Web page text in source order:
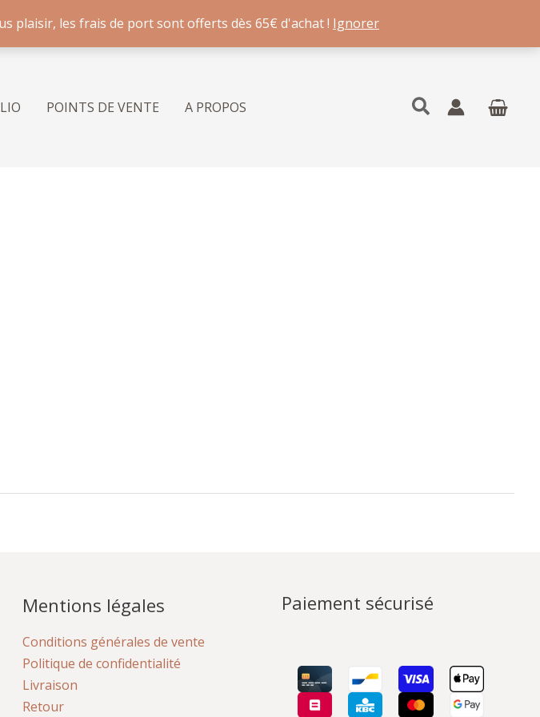
plaisir, les frais de port sont offerts dès 65€ d'achat ! Ignorer
POINTS DE VENTE A PROPOS Rechercher
Mentions légales
Conditions générales de vente
Politique de confidentialité
Livraison
Retour
Paiement sécurisé